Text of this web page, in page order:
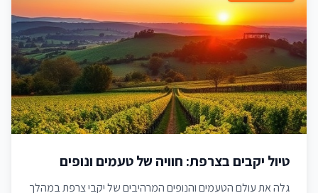
טיול יקבים בצרפת: חוויה של טעמים ונופים
גלה את עולם הטעמים והנופים המרהיבים של יקבי צרפת במהלך